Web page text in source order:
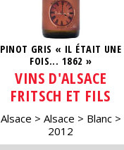
PINOT GRIS « IL ÉTAIT UNE
FOIS... 1862 »
VINS D'ALSACE
FRITSCH ET FILS
Alsace Alsace
Blanc
2012